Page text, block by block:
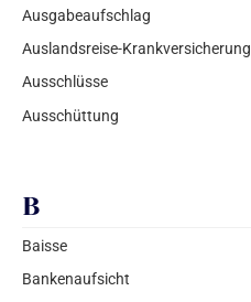
Ausgabeaufschlag
Auslandsreise-Krankversicherung
Ausschlüsse
Ausschüttung
B
Baisse
Bankenaufsicht